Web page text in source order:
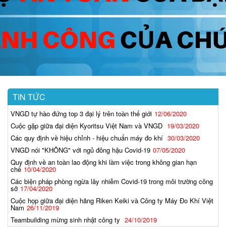
TIN TỨC
VNGD tự hào đứng top 3 đại lý trên toàn thế giới 12/06/2020
Cuộc gặp giữa đại diện Kyoritsu Việt Nam và VNGD 19/03/2020
Các quy định về hiệu chỉnh - hiệu chuẩn máy đo khí 30/03/2020
VNGD nói "KHÔNG" với ngủ đông hậu Covid-19 07/05/2020
Quy định về an toàn lao động khi làm việc trong không gian hạn
chế 10/04/2020
Các biện pháp phòng ngừa lây nhiễm Covid-19 trong môi trường công
sở 17/04/2020
Cuộc họp giữa đại diện hãng Riken Keiki và Công ty Máy Đo Khí Việt
Nam 26/11/2019
Teambuilding mừng sinh nhật công ty 24/10/2019